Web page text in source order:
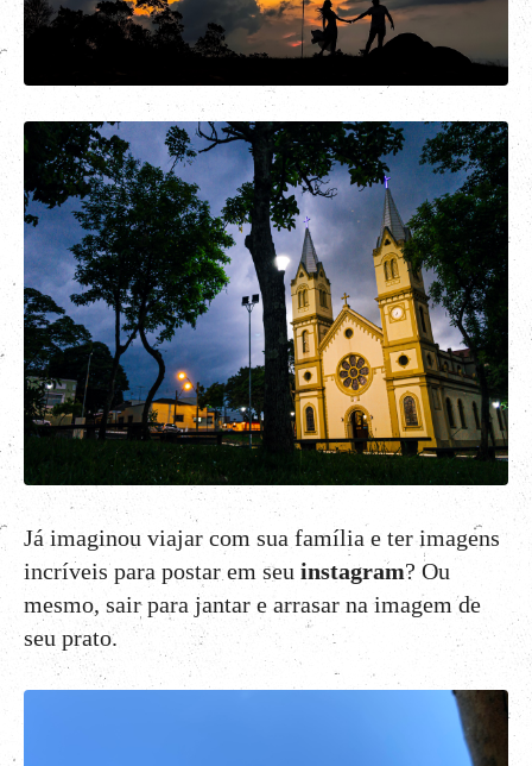
Já imaginou viajar com sua família e ter imagens
incríveis para postar em seu instagram? Ou
mesmo, sair para jantar e arrasar na imagem de
seu prato.